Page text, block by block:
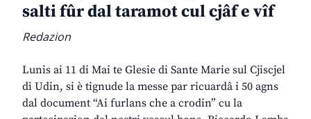
salti fûr dal taramot cul cjâf e vîf
Redazion
Lunis ai 11 di Mai te Glesie di Sante Marie sul Cjiscjel
di Udin, si è tignude la messe par ricuardâ i 50 agns
dal document “Ai furlans che a crodin” cu la